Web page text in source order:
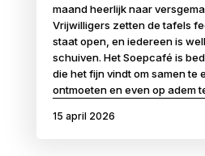
maand heerlijk naar
Vrijwilligers zetten de tafels
staat open, en iedereen is
schuiven. Het Soepcafé is
die het fijn vindt om samen te
ontmoeten en even op adem
15 april 2026